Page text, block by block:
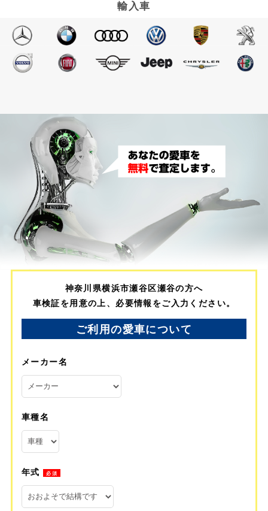
輸入車
神奈川県横浜市瀬谷区瀬谷の方へ
車検証を用意の上、必要情報をご入力ください。
ご利用の愛車について
メーカー名
車種名
年式 必須